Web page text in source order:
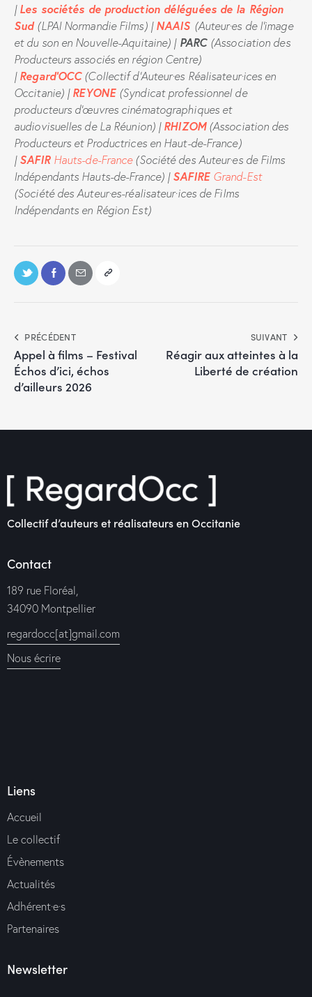
| Les sociétés de production déléguées de la Région
Sud (LPAI Normandie Films) | NAAIS (Auteur·es de l’image
et du son en Nouvelle-Aquitaine) | PARC (Association des
Producteurs associés en région Centre)
| Regard’OCC(Collectif d’Auteur·es Réalisateur·ices en
Occitanie) | REYONE (Syndicat professionnel de
producteurs d’œuvres cinématographiques et
audiovisuelles de La Réunion) | RHIZOM(Association des
Producteurs et Productrices en Haut-de-France)
| SAFIR Hauts-de-France(Société des Auteur·es de Films
Indépendants Hauts-de-France) | SAFIRE Grand-Est
(Société des Auteur·es-réalisateur·ices de Films
Indépendants en Région Est)
PRÉCÉDENT
Appel à films – Festival
Échos d’ici, échos
d’ailleurs 2026
SUIVANT
Réagir aux atteintes à la
Liberté de création
Collectif d’auteurs et réalisateurs en Occitanie
Contact
189 rue Floréal,
34090 Montpellier
regardocc[at]gmail.com
Nous écrire
Liens
Accueil
Le collectif
Évènements
Actualités
Adhérent·e·s
Partenaires
Newsletter